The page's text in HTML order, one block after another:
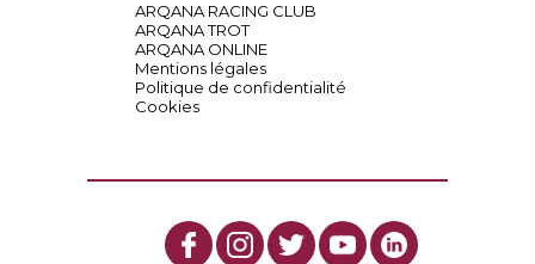
ARQANA RACING CLUB
ARQANA TROT
ARQANA ONLINE
Mentions légales
Politique de confidentialité
Cookies